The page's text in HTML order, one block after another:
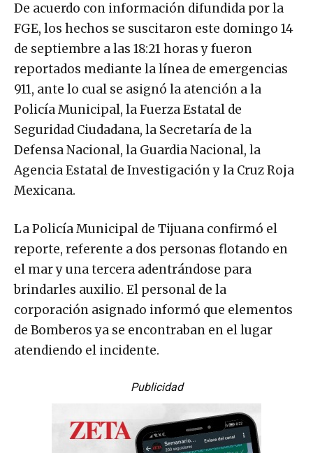
De acuerdo con información difundida por la
FGE, los hechos se suscitaron este domingo 14
de septiembre a las 18:21 horas y fueron
reportados mediante la línea de emergencias
911, ante lo cual se asignó la atención a la
Policía Municipal, la Fuerza Estatal de
Seguridad Ciudadana, la Secretaría de la
Defensa Nacional, la Guardia Nacional, la
Agencia Estatal de Investigación y la Cruz Roja
Mexicana.
La Policía Municipal de Tijuana confirmó el
reporte, referente a dos personas flotando en
el mar y una tercera adentrándose para
brindarles auxilio. El personal de la
corporación asignado informó que elementos
de Bomberos ya se encontraban en el lugar
atendiendo el incidente.
Publicidad